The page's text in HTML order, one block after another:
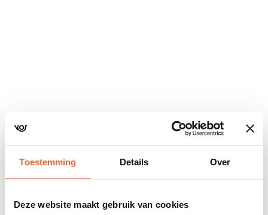
Toestemming Details Over
Deze website maakt gebruik van cookies